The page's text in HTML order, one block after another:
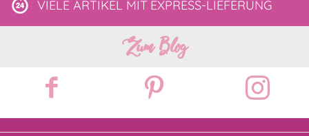
VIELE ARTIKEL MIT EXPRESS-LIEFERUNG
Zum Blog